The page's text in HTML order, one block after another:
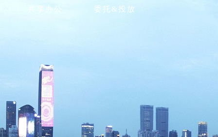
共享办公 委托&投放